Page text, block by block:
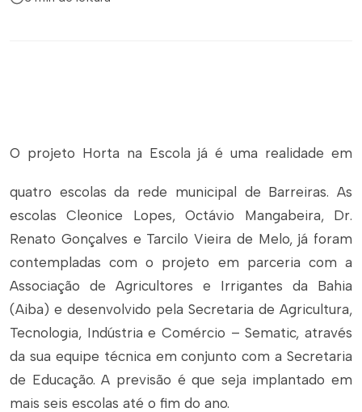
O projeto Horta na Escola já é uma realidade em
quatro escolas da rede municipal de Barreiras. As
escolas Cleonice Lopes, Octávio Mangabeira, Dr.
Renato Gonçalves e Tarcilo Vieira de Melo, já foram
contempladas com o projeto em parceria com a
Associação de Agricultores e Irrigantes da Bahia
(Aiba) e desenvolvido pela Secretaria de Agricultura,
Tecnologia, Indústria e Comércio – Sematic, através
da sua equipe técnica em conjunto com a Secretaria
de Educação. A previsão é que seja implantado em
mais seis escolas até o fim do ano.